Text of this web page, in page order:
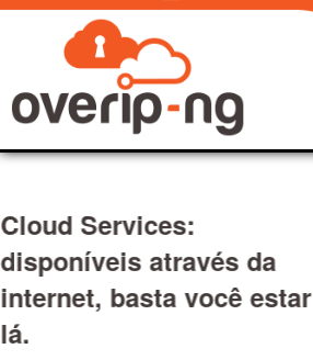
Cloud Services:
disponíveis através da
internet, basta você estar
lá.